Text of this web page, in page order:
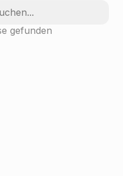
gefunden